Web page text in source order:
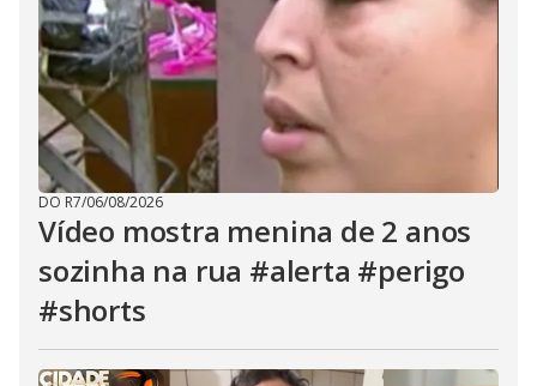
DO R7/06/08/2026
Vídeo mostra menina de 2 anos
sozinha na rua #alerta #perigo
#shorts